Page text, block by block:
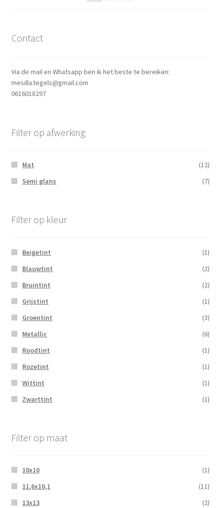
Contact
Via de mail en Whatsapp ben ik het beste te bereiken:
mesilla.tegels@gmail.com
0616018297
Filter op afwerking
Mat
(12)
Semi glans
(7)
Filter op kleur
Beigetint
(1)
Blauwtint
(2)
Bruintint
(2)
Grijstint
(1)
Groentint
(3)
Metallic
(6)
Roodtint
(1)
Rozetint
(1)
Wittint
(1)
Zwarttint
(1)
Filter op maat
10x10
(1)
11,6x10,1
(11)
13x13
(2)